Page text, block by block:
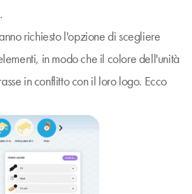
richiesto l'opzione di scegliere
in modo che il colore dell'unità
in conflitto con il loro logo. Ecco